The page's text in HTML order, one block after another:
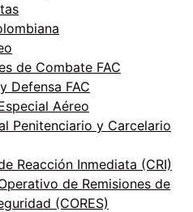
de Combate FAC
Defensa FAC
Aéreo
Penitenciario y Carcelario
Reacción Inmediata (CRI)
de Remisiones de
(CORES)